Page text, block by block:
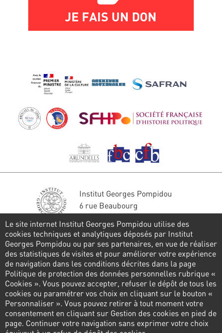
JE FAIS UN DON
Institut Georges Pompidou
6 rue Beaubourg
Tél. : 01 44 78 41 22
Restons en contact
FORMULAIRE DE CONTACT
Suivez-nous
Pied
Le site internet Institut Georges Pompidou utilise des
cookies techniques et analytiques déposés par Institut
Georges Pompidou ou par ses partenaires, en vue de réaliser
des statistiques de visites et pour améliorer votre expérience
de navigation dans les conditions décrites dans la page
Politique de protection des données personnelles rubrique «
Cookies ». Vous pouvez accepter, refuser le dépôt de tous les
cookies ou paramétrer vos choix en cliquant sur le bouton «
Personnaliser ». Vous pouvez retirer à tout moment votre
consentement en cliquant sur Gestion des cookies en pied de
page. Continuer votre navigation sans exprimer votre choix